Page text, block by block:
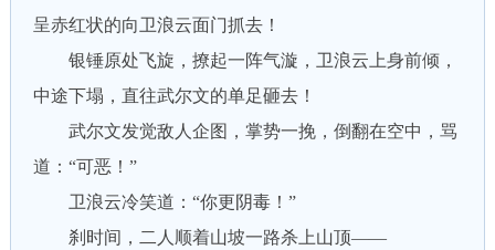
呈赤红状的向卫浪云面门抓去！
银锤原处飞旋，撩起一阵气漩，卫浪云上身前倾，
中途下塌，直往武尔文的单足砸去！
武尔文发觉敌人企图，掌势一挽，倒翻在空中，骂
道：“可恶！”
卫浪云冷笑道：“你更阴毒！”
刹时间，二人顺着山坡一路杀上山顶——